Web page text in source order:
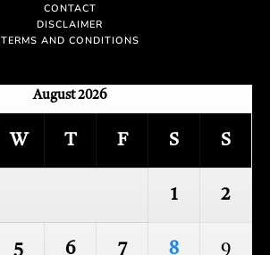
CONTACT
DISCLAIMER
TERMS AND CONDITIONS
August 2026
W T F S S
1 2
5 6 7 8 9